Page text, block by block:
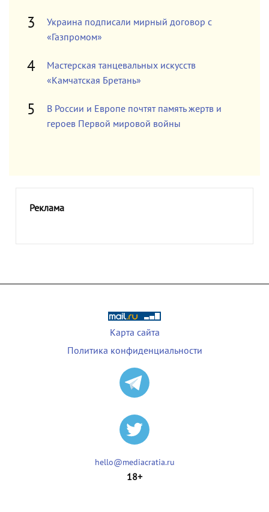
Украина подписали мирный договор с
«Газпромом»
Мастерская танцевальных искусств
«Камчатская Бретань»
В России и Европе почтят память жертв и
героев Первой мировой войны
Реклама
Карта сайта
Политика конфиденциальности
hello@mediacratia.ru
18+